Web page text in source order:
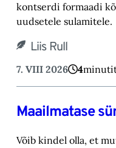
kontserdi formaadi
uudsetele sulamitele.‎
Liis Rull
7. VIII 2026 4
Maailmatase
Võib kindel olla, et